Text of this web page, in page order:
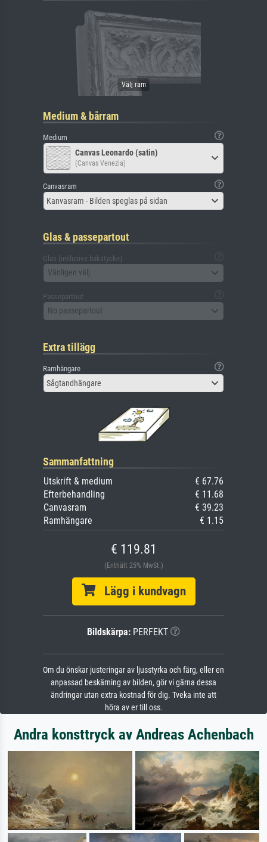
Medium & bårram
Medium
Canvas Leonardo (satin)
(Canvas Venezia)
Canvasram
Kanvasram - Bilden speglas på sidan
Glas & passepartout
Glas (inklusive bakstycke)
Vänligen välj
Passepartout
No passepartout
Extra tillägg
Ramhängare
Sågtandhängare
Sammanfattning
Utskrift & medium
€ 67.76
Efterbehandling
€ 11.68
Canvasram
€ 39.23
Ramhängare
€ 1.15
€ 119.81
(Enthält 25% MwSt.)
Lägg i kundvagn
Bildskärpa: PERFEKT
Om du önskar justeringar av ljusstyrka och färg, eller en
anpassad beskärning av bilden, gör vi gärna dessa
ändringar utan extra kostnad för dig. Tveka inte att
höra av er till oss.
Andra konsttryck av Andreas Achenbach